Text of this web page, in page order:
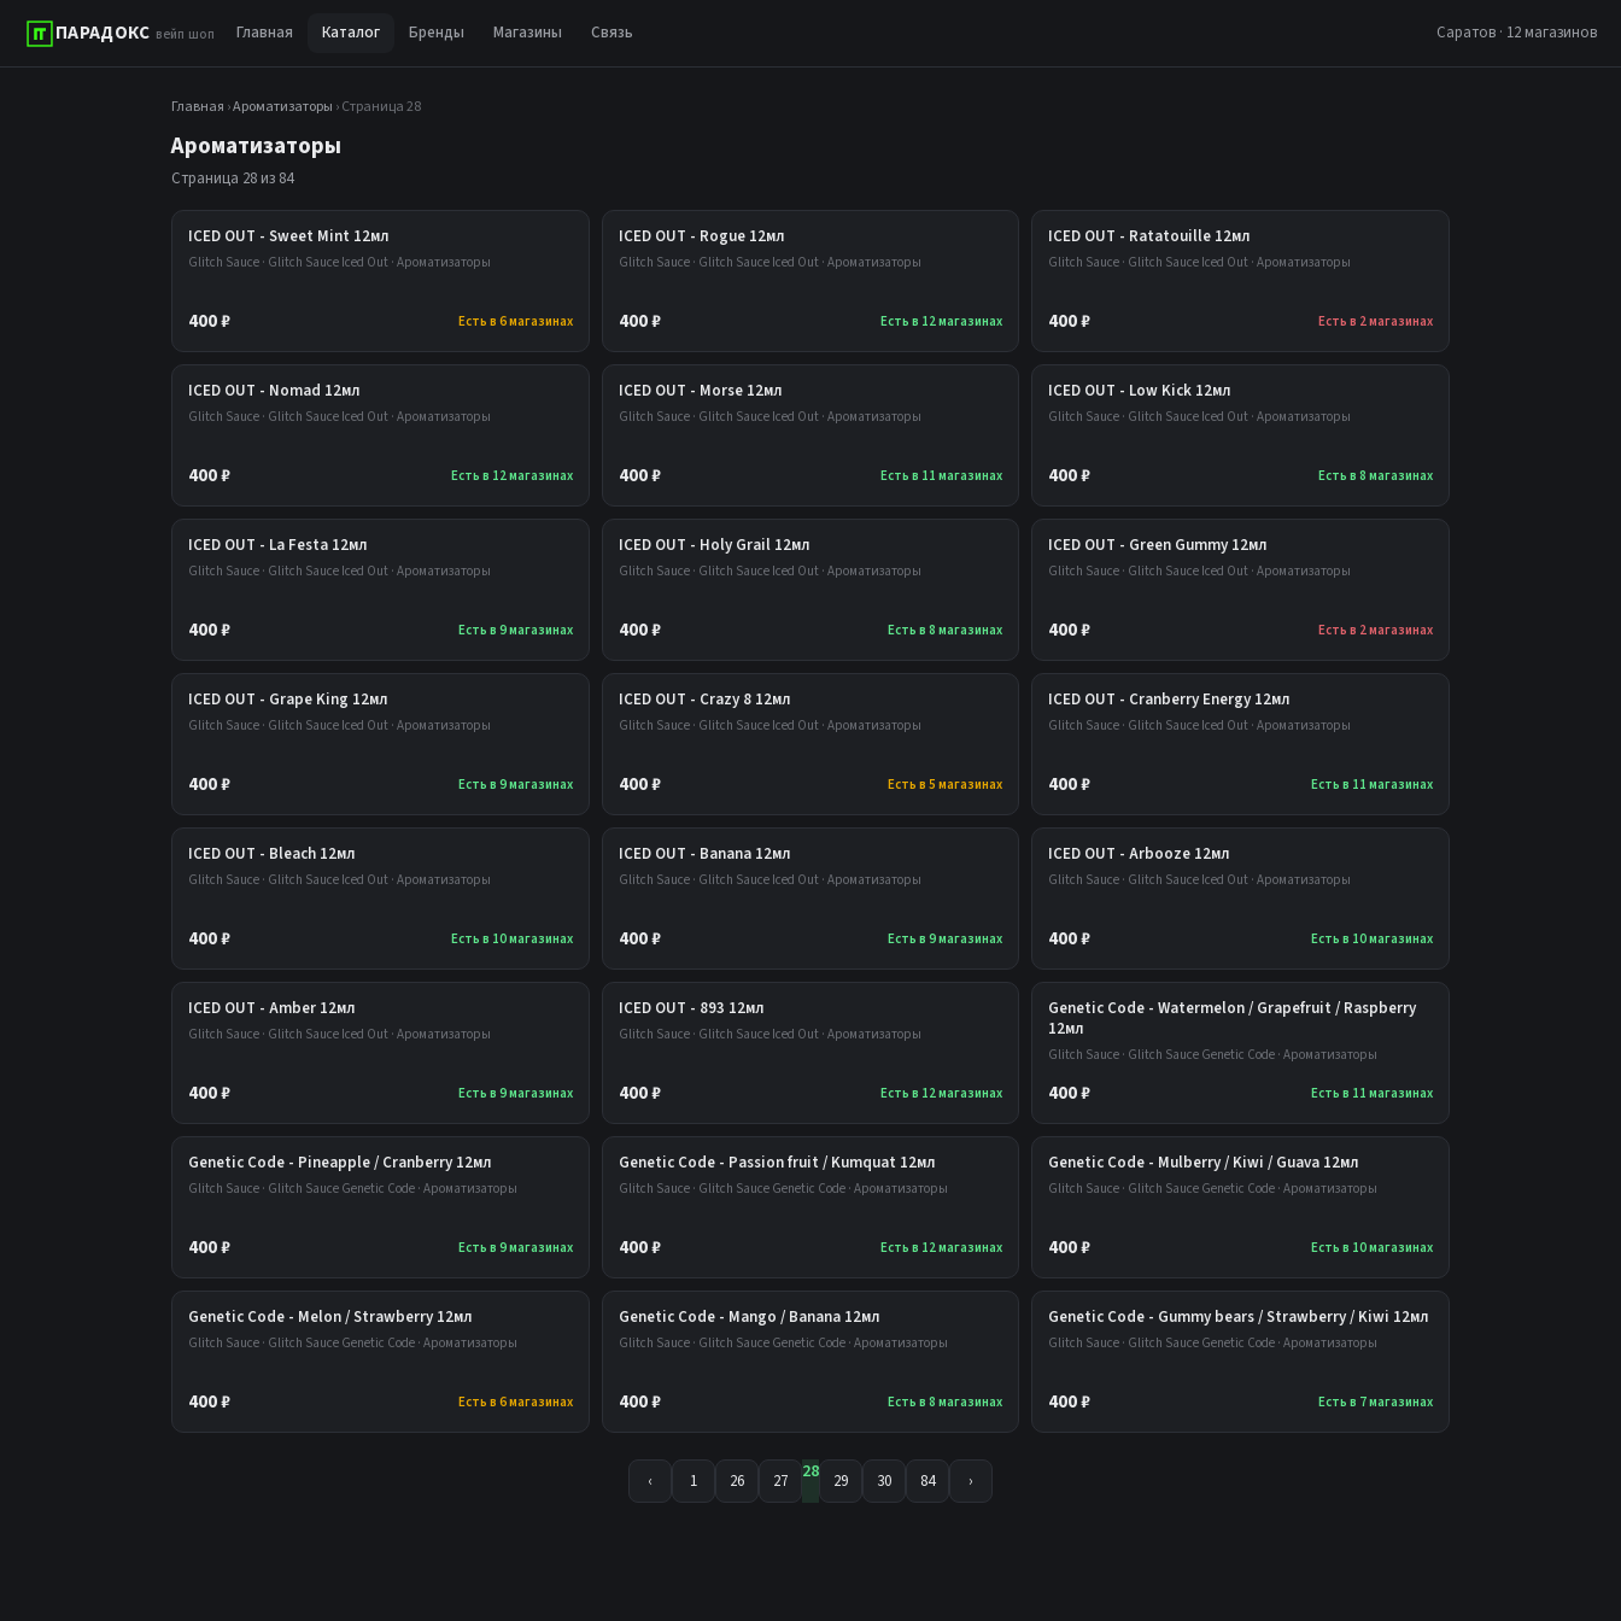
ПАРАДОКС вейп шоп Главная Каталог Бренды Магазины Связь Саратов · 12 магазинов
Главная ›Ароматизаторы › Страница 28
Ароматизаторы
Страница 28 из 84
ICED OUT - Sweet Mint 12мл
Glitch Sauce · Glitch Sauce Iced Out · Ароматизаторы
400 ₽ Есть в 6 магазинах
ICED OUT - Rogue 12мл
Glitch Sauce · Glitch Sauce Iced Out · Ароматизаторы
400 ₽ Есть в 12 магазинах
ICED OUT - Ratatouille 12мл
Glitch Sauce · Glitch Sauce Iced Out · Ароматизаторы
400 ₽ Есть в 2 магазинах
ICED OUT - Nomad 12мл
Glitch Sauce · Glitch Sauce Iced Out · Ароматизаторы
400 ₽ Есть в 12 магазинах
ICED OUT - Morse 12мл
Glitch Sauce · Glitch Sauce Iced Out · Ароматизаторы
400 ₽ Есть в 11 магазинах
ICED OUT - Low Kick 12мл
Glitch Sauce · Glitch Sauce Iced Out · Ароматизаторы
400 ₽ Есть в 8 магазинах
ICED OUT - La Festa 12мл
Glitch Sauce · Glitch Sauce Iced Out · Ароматизаторы
400 ₽ Есть в 9 магазинах
ICED OUT - Holy Grail 12мл
Glitch Sauce · Glitch Sauce Iced Out · Ароматизаторы
400 ₽ Есть в 8 магазинах
ICED OUT - Green Gummy 12мл
Glitch Sauce · Glitch Sauce Iced Out · Ароматизаторы
400 ₽ Есть в 2 магазинах
ICED OUT - Grape King 12мл
Glitch Sauce · Glitch Sauce Iced Out · Ароматизаторы
400 ₽ Есть в 9 магазинах
ICED OUT - Crazy 8 12мл
Glitch Sauce · Glitch Sauce Iced Out · Ароматизаторы
400 ₽ Есть в 5 магазинах
ICED OUT - Cranberry Energy 12мл
Glitch Sauce · Glitch Sauce Iced Out · Ароматизаторы
400 ₽ Есть в 11 магазинах
ICED OUT - Bleach 12мл
Glitch Sauce · Glitch Sauce Iced Out · Ароматизаторы
400 ₽ Есть в 10 магазинах
ICED OUT - Banana 12мл
Glitch Sauce · Glitch Sauce Iced Out · Ароматизаторы
400 ₽ Есть в 9 магазинах
ICED OUT - Arbooze 12мл
Glitch Sauce · Glitch Sauce Iced Out · Ароматизаторы
400 ₽ Есть в 10 магазинах
ICED OUT - Amber 12мл
Glitch Sauce · Glitch Sauce Iced Out · Ароматизаторы
400 ₽ Есть в 9 магазинах
ICED OUT - 893 12мл
Glitch Sauce · Glitch Sauce Iced Out · Ароматизаторы
400 ₽ Есть в 12 магазинах
Genetic Code - Watermelon / Grapefruit / Raspberry
12мл
Glitch Sauce · Glitch Sauce Genetic Code · Ароматизаторы
400 ₽ Есть в 11 магазинах
Genetic Code - Pineapple / Cranberry 12мл
Glitch Sauce · Glitch Sauce Genetic Code · Ароматизаторы
400 ₽ Есть в 9 магазинах
Genetic Code - Passion fruit / Kumquat 12мл
Glitch Sauce · Glitch Sauce Genetic Code · Ароматизаторы
400 ₽ Есть в 12 магазинах
Genetic Code - Mulberry / Kiwi / Guava 12мл
Glitch Sauce · Glitch Sauce Genetic Code · Ароматизаторы
400 ₽ Есть в 10 магазинах
Genetic Code - Melon / Strawberry 12мл
Glitch Sauce · Glitch Sauce Genetic Code · Ароматизаторы
400 ₽ Есть в 6 магазинах
Genetic Code - Mango / Banana 12мл
Glitch Sauce · Glitch Sauce Genetic Code · Ароматизаторы
400 ₽ Есть в 8 магазинах
Genetic Code - Gummy bears / Strawberry / Kiwi 12мл
Glitch Sauce · Glitch Sauce Genetic Code · Ароматизаторы
400 ₽ Есть в 7 магазинах
‹ 1 26 27 28 29 30 84 ›